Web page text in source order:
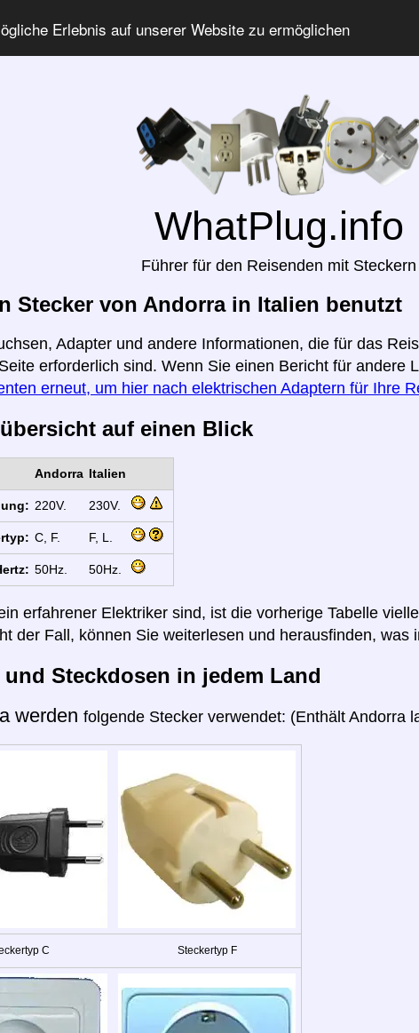
Erlebnis auf unserer Website zu ermöglichen
WhatPlug.info
Führer für den Reisenden mit Steckern
Stecker von Andorra in Italien benutzt
Adapter und andere Informationen, die für das
erforderlich sind. Wenn Sie einen Bericht für andere
erneut, um hier nach elektrischen Adaptern für Ihre
auf einen Blick
Andorra Italien
220V. 230V.
C, F. F, L.
50Hz. 50Hz.
erfahrener Elektriker sind, ist die vorherige Tabelle
der Fall, können Sie weiterlesen und herausfinden, was
und Steckdosen in jedem Land
werden folgende Stecker verwendet: (Enthält Andorra
C Steckertyp F